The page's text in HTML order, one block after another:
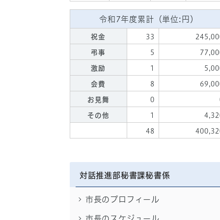
令和7年度累計（単位:円）
祝金 33
弔事 5
激励 1
会費 8
お見舞 0
その他 1
48
対話推進部秘書課秘書係
市長のプロフィール